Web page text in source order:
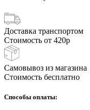
Доставка транспортом
Стоимость от 420р
Самовывоз из магазина
Стоимость бесплатно
Способы оплаты: